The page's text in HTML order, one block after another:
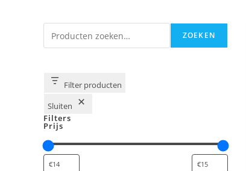
Zoeken ZOEKEN
Filter producten
Sluiten
Filters
Prijs